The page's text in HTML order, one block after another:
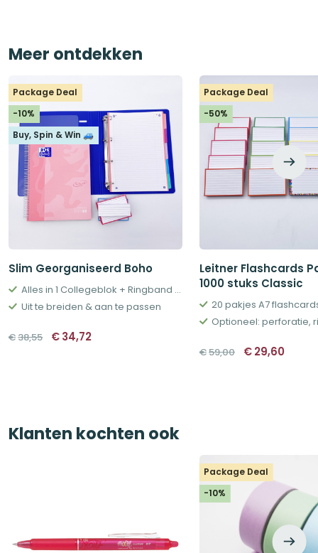
Meer ontdekken
Package Deal
-10%
Buy, Spin & Win 🚙
Slim Georganiseerd Boho
Alles in 1 Collegeblok + Ringband + Tabs
Uit te breiden & aan te passen
€38,55 Oorspronkelijke
prijs
€34,72
Package Deal
-50%
Leitner Flashcards
1000 stuks Classic
20 pakjes A7
€59,00 prijs
€29,60
Klanten kochten ook
Package Deal
-10%